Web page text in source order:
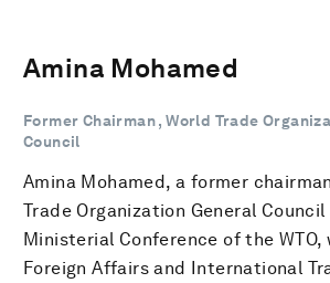
Amina Mohamed
Former Chairman , World Trade
Council
Amina Mohamed, a former
Trade Organization General
Ministerial Conference of the
Foreign Affairs and International